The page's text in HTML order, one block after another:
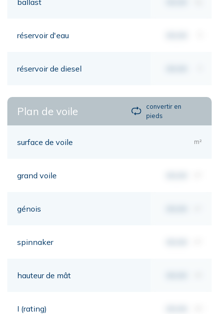
réservoir d'eau
réservoir de diesel
Plan de voile
convertir en
pieds
surface de voile m²
grand voile
génois
spinnaker
hauteur de mât
I (rating)